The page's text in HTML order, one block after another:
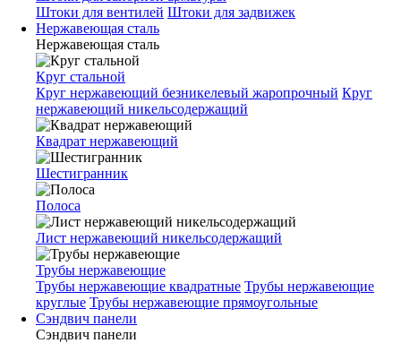
Штоки для вентилей Штоки для задвижек
Нержавеющая сталь
Нержавеющая сталь
Круг стальной
Круг нержавеющий безникелевый жаропрочный Круг
нержавеющий никельсодержащий
Квадрат нержавеющий
Шестигранник
Полоса
Лист нержавеющий никельсодержащий
Трубы нержавеющие
Трубы нержавеющие квадратные Трубы нержавеющие
круглые Трубы нержавеющие прямоугольные
Сэндвич панели
Сэндвич панели